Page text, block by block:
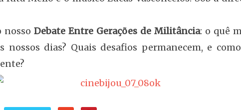
nosso Debate Entre Gerações de Militância: o quê
dias? Quais desafios permanecem, e